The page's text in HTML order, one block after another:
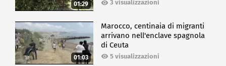
01:29 3 visualizzazioni
01:03
Marocco, centinaia di migranti
arrivano nell'enclave spagnola
di Ceuta
5 visualizzazioni